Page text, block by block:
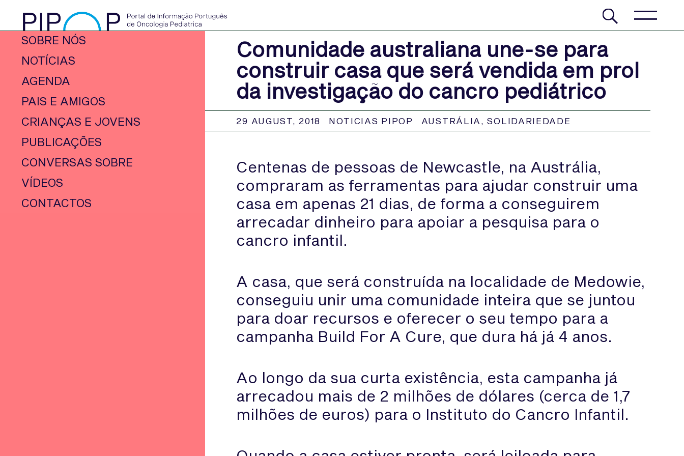
SOBRE NÓS
NOTÍCIAS
AGENDA
PAIS E AMIGOS
CRIANÇAS E JOVENS
PUBLICAÇÕES
CONVERSAS SOBRE
VÍDEOS
CONTACTOS
Comunidade australiana une-se para
construir casa que será vendida em prol
da investigação do cancro pediátrico
29 AUGUST, 2018 NOTICIAS PIPOP AUSTRÁLIA ,SOLIDARIEDADE
Centenas de pessoas de Newcastle, na Austrália,
compraram as ferramentas para ajudar construir uma
casa em apenas 21 dias, de forma a conseguirem
arrecadar dinheiro para apoiar a pesquisa para o
cancro infantil.
A casa, que será construída na localidade de Medowie,
conseguiu unir uma comunidade inteira que se juntou
para doar recursos e oferecer o seu tempo para a
campanha Build For A Cure, que dura há já 4 anos.
Ao longo da sua curta existência, esta campanha já
arrecadou mais de 2 milhões de dólares (cerca de 1,7
milhões de euros) para o Instituto do Cancro Infantil.